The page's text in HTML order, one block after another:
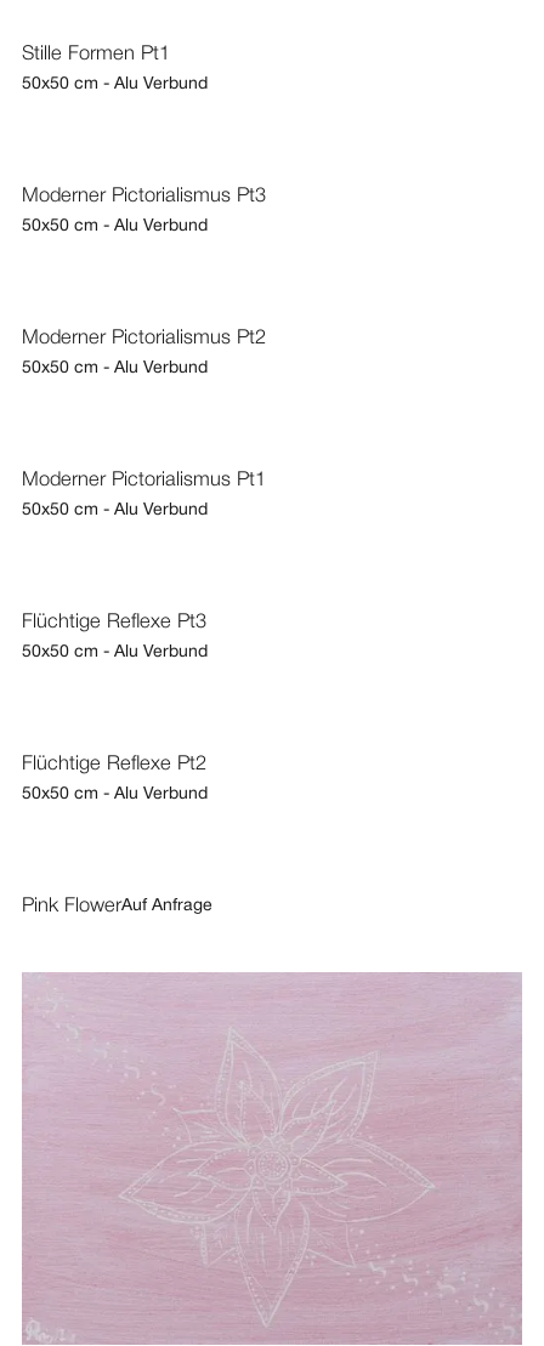
Stille Formen Pt1
50x50 cm - Alu Verbund
Moderner Pictorialismus Pt3
50x50 cm - Alu Verbund
Moderner Pictorialismus Pt2
50x50 cm - Alu Verbund
Moderner Pictorialismus Pt1
50x50 cm - Alu Verbund
Flüchtige Reflexe Pt3
50x50 cm - Alu Verbund
Flüchtige Reflexe Pt2
50x50 cm - Alu Verbund
Pink FlowerAuf Anfrage